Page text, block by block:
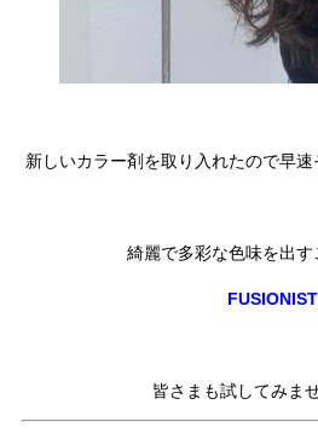
新しいカラー剤を取り入れたので早速
綺麗で多彩な色味を出す
FUSIONIST
皆さまも試してみま